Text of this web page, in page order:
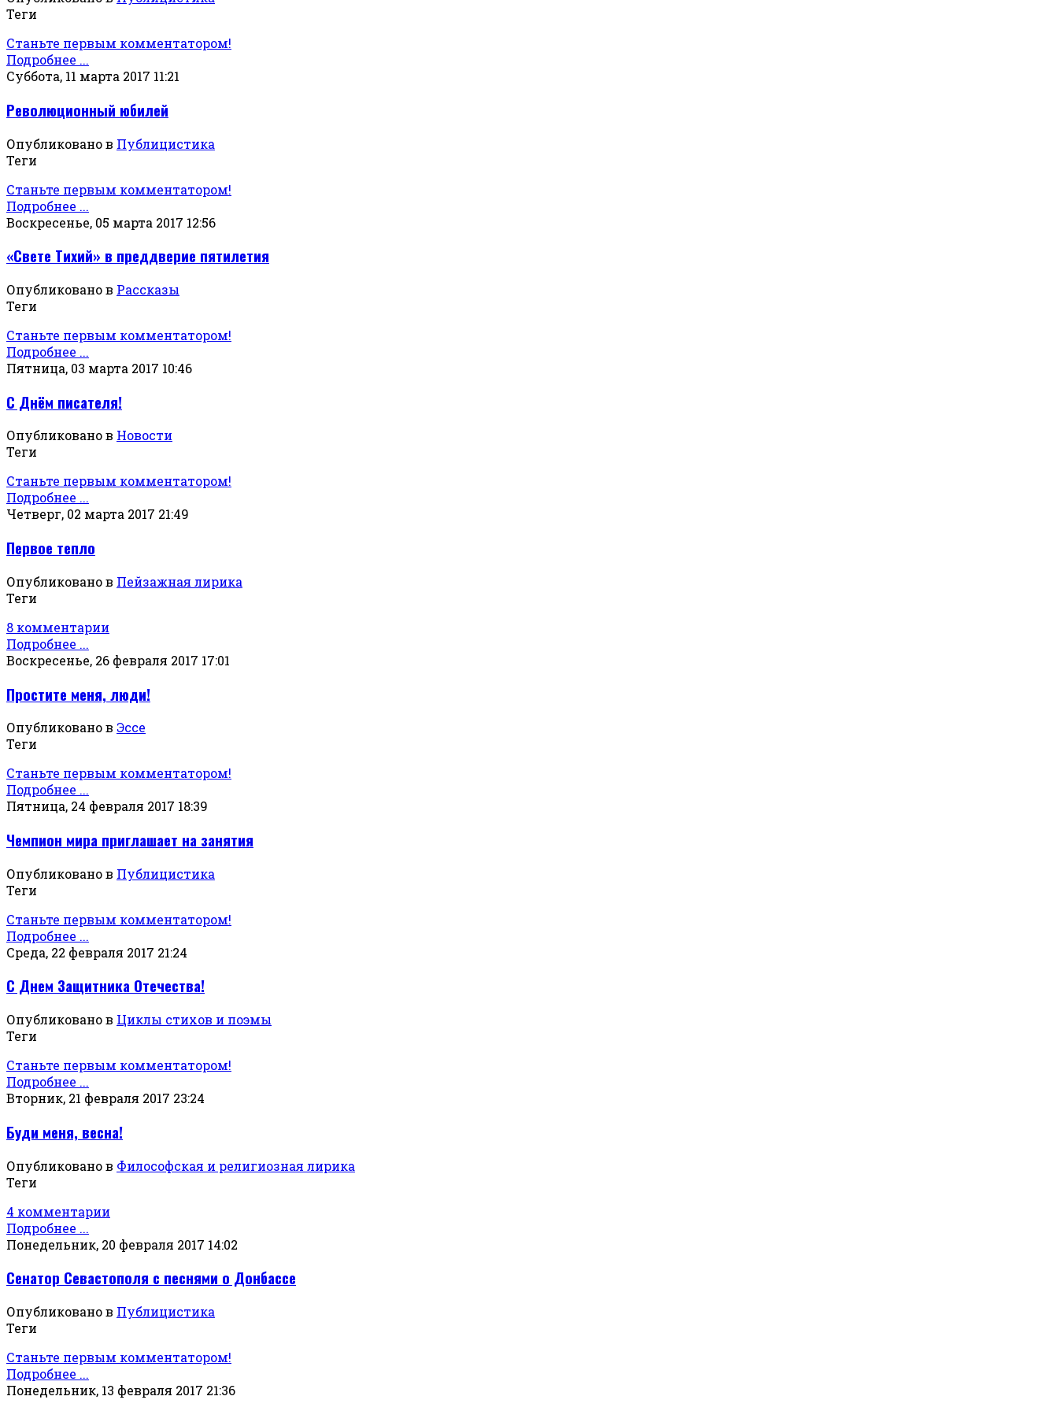
Теги
Станьте первым комментатором!
Подробнее ...
Суббота, 11 марта 2017 11:21
Революционный юбилей
Опубликовано в Публицистика
Теги
Станьте первым комментатором!
Подробнее ...
Воскресенье, 05 марта 2017 12:56
«Свете Тихий» в преддверие пятилетия
Опубликовано в Рассказы
Теги
Станьте первым комментатором!
Подробнее ...
Пятница, 03 марта 2017 10:46
С Днём писателя!
Опубликовано в Новости
Теги
Станьте первым комментатором!
Подробнее ...
Четверг, 02 марта 2017 21:49
Первое тепло
Опубликовано в Пейзажная лирика
Теги
8 комментарии
Подробнее ...
Воскресенье, 26 февраля 2017 17:01
Простите меня, люди!
Опубликовано в Эссе
Теги
Станьте первым комментатором!
Подробнее ...
Пятница, 24 февраля 2017 18:39
Чемпион мира приглашает на занятия
Опубликовано в Публицистика
Теги
Станьте первым комментатором!
Подробнее ...
Среда, 22 февраля 2017 21:24
С Днем Защитника Отечества!
Опубликовано в Циклы стихов и поэмы
Теги
Станьте первым комментатором!
Подробнее ...
Вторник, 21 февраля 2017 23:24
Буди меня, весна!
Опубликовано в Философская и религиозная лирика
Теги
4 комментарии
Подробнее ...
Понедельник, 20 февраля 2017 14:02
Сенатор Севастополя с песнями о Донбассе
Опубликовано в Публицистика
Теги
Станьте первым комментатором!
Подробнее ...
Понедельник, 13 февраля 2017 21:36